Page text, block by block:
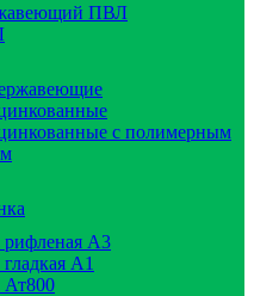
ПВЛ
с полимерным
рифленая А3
А1
Ат800